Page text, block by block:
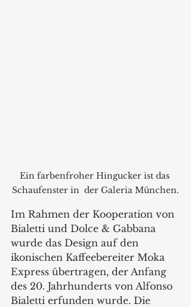
Ein farbenfroher Hingucker ist das
Schaufenster in  der Galeria München.
Im Rahmen der Kooperation von
Bialetti und Dolce & Gabbana
wurde das Design auf den
ikonischen Kaffeebereiter Moka
Express übertragen, der Anfang
des 20. Jahrhunderts von Alfonso
Bialetti erfunden wurde. Die